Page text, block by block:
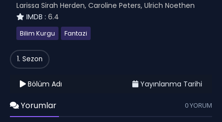
Larissa Sirah Herden, Caroline Peters, Ulrich Noethen
IMDB : 6.4
Bilim Kurgu Fantazi
1. Sezon
Bölüm Adı Yayınlanma Tarihi
Yorumlar 0 YORUM